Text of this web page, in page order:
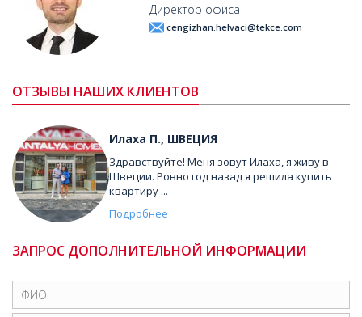
Директор офиса
cengizhan.helvaci@tekce.com
ОТЗЫВЫ НАШИХ КЛИЕНТОВ
Илаха П., ШВЕЦИЯ
Здравствуйте! Меня зовут Илаха, я живу в
Швеции. Ровно год назад я решила купить
квартиру ...
Подробнее
ЗАПРОС ДОПОЛНИТЕЛЬНОЙ ИНФОРМАЦИИ